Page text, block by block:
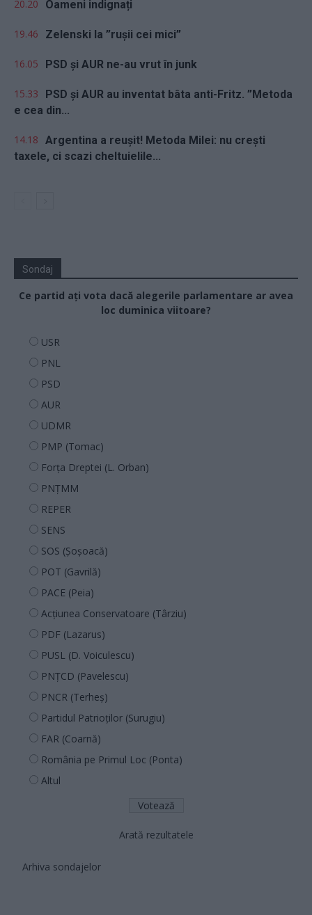
20.20 Oameni indignați
19.46 Zelenski la ”rușii cei mici”
16.05 PSD și AUR ne-au vrut în junk
15.33
PSD și AUR au inventat bâta anti-Fritz. ”Metoda
e cea din...
14.18 Argentina a reușit! Metoda Milei: nu crești
taxele, ci scazi cheltuielile...
Sondaj
Ce partid ați vota dacă alegerile parlamentare ar avea
loc duminica viitoare?
USR
PNL
PSD
AUR
UDMR
PMP (Tomac)
Forța Dreptei (L. Orban)
PNȚMM
REPER
SENS
SOS (Șoșoacă)
POT (Gavrilă)
PACE (Peia)
Acțiunea Conservatoare (Târziu)
PDF (Lazarus)
PUSL (D. Voiculescu)
PNȚCD (Pavelescu)
PNCR (Terheș)
Partidul Patrioților (Surugiu)
FAR (Coarnă)
România pe Primul Loc (Ponta)
Altul
Arată rezultatele
Arhiva sondajelor